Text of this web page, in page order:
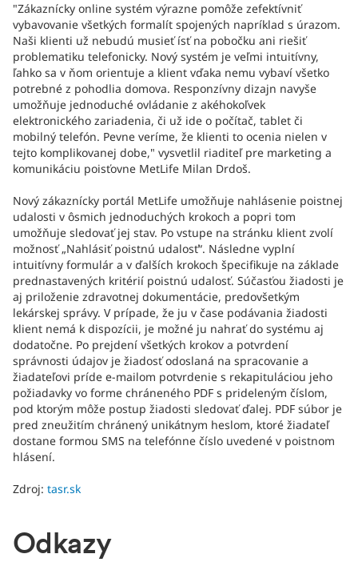
"Zákaznícky online systém výrazne pomôže zefektívniť
vybavovanie všetkých formalít spojených napríklad s úrazom.
Naši klienti už nebudú musieť ísť na pobočku ani riešiť
problematiku telefonicky. Nový systém je veľmi intuitívny,
ľahko sa v ňom orientuje a klient vďaka nemu vybaví všetko
potrebné z pohodlia domova. Responzívny dizajn navyše
umožňuje jednoduché ovládanie z akéhokoľvek
elektronického zariadenia, či už ide o počítač, tablet či
mobilný telefón. Pevne veríme, že klienti to ocenia nielen v
tejto komplikovanej dobe," vysvetlil riaditeľ pre marketing a
komunikáciu poisťovne MetLife Milan Drdoš.
Nový zákaznícky portál MetLife umožňuje nahlásenie poistnej
udalosti v ôsmich jednoduchých krokoch a popri tom
umožňuje sledovať jej stav. Po vstupe na stránku klient zvolí
možnosť „Nahlásiť poistnú udalosť“. Následne vyplní
intuitívny formulár a v ďalších krokoch špecifikuje na základe
prednastavených kritérií poistnú udalosť. Súčasťou žiadosti je
aj priloženie zdravotnej dokumentácie, predovšetkým
lekárskej správy. V prípade, že ju v čase podávania žiadosti
klient nemá k dispozícii, je možné ju nahrať do systému aj
dodatočne. Po prejdení všetkých krokov a potvrdení
správnosti údajov je žiadosť odoslaná na spracovanie a
žiadateľovi príde e-mailom potvrdenie s rekapituláciou jeho
požiadavky vo forme chráneného PDF s prideleným číslom,
pod ktorým môže postup žiadosti sledovať ďalej. PDF súbor je
pred zneužitím chránený unikátnym heslom, ktoré žiadateľ
dostane formou SMS na telefónne číslo uvedené v poistnom
hlásení.
Zdroj: tasr.sk
Odkazy